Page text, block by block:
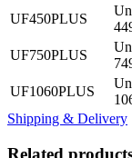
UF450PLUS
UF750PLUS
UF1060PLUS
Shipping & Delivery
Related